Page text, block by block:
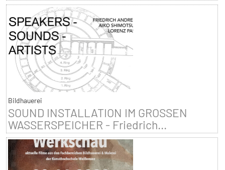
Bildhauerei
SOUND INSTALLATION IM GROSSEN
WASSERSPEICHER - Friedrich...